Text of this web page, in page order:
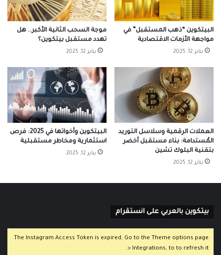
موجة السحب الثانية الأكبر.. هل
تهدد مستقبل بيتكوين؟
يناير 12, 2025
البيتكوين “ذهب المستقبل” في
مواجهة الأزمات الاقتصادية
يناير 12, 2025
البيتكوين وأخواتها في 2025: فرص
استثمارية ومخاطر مستقبلية
يناير 12, 2025
العملات الرقمية وسلاسل التوريد
المُستدامة: بناء مستقبل أخضر
بتقنية البلوك تشين
يناير 12, 2025
بيتكوين بالعربي على انستقرام
The Instagram Access Token is expired, Go to the Theme options page
> Integrations, to to refresh it.